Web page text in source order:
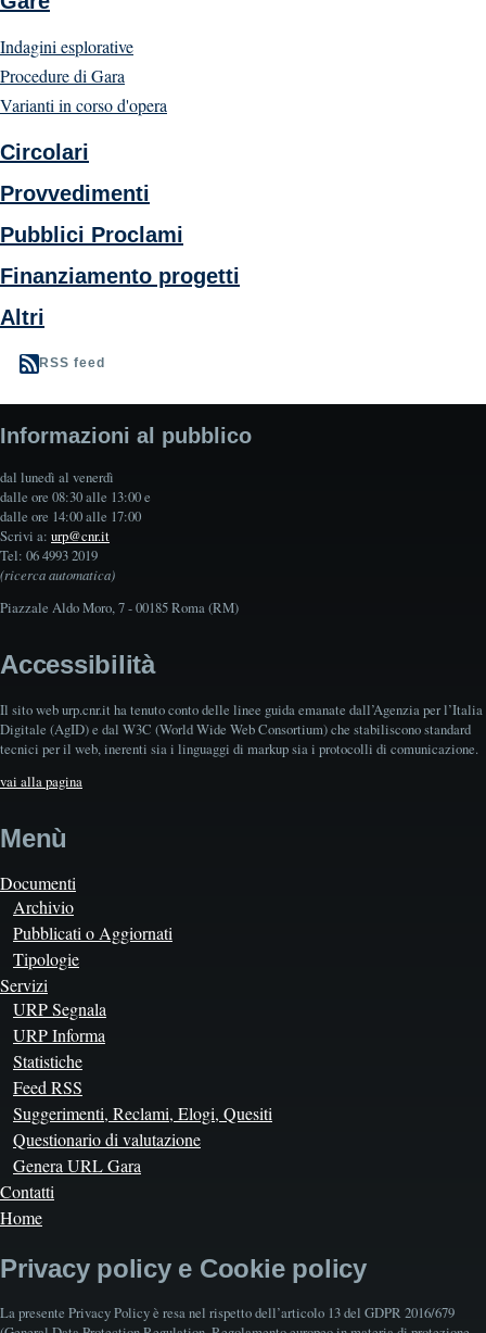
Indagini esplorative
Procedure di Gara
Varianti in corso d'opera
Circolari
Provvedimenti
Pubblici Proclami
Finanziamento progetti
Altri
RSS feed
Informazioni al pubblico
dal lunedì al venerdì
dalle ore 08:30 alle 13:00 e
dalle ore 14:00 alle 17:00
Scrivi a: urp@cnr.it
Tel: 06 4993 2019
(ricerca automatica)
Piazzale Aldo Moro, 7 - 00185 Roma (RM)
Accessibilità
Il sito web urp.cnr.it ha tenuto conto delle linee guida emanate dall’Agenzia per l’Italia
Digitale (AgID) e dal W3C (World Wide Web Consortium) che stabiliscono standard
tecnici per il web, inerenti sia i linguaggi di markup sia i protocolli di comunicazione.
vai alla pagina
Menù
Documenti
Archivio
Pubblicati o Aggiornati
Tipologie
Servizi
URP Segnala
URP Informa
Statistiche
Feed RSS
Suggerimenti, Reclami, Elogi, Quesiti
Questionario di valutazione
Genera URL Gara
Contatti
Home
Privacy policy e Cookie policy
La presente Privacy Policy è resa nel rispetto dell’articolo 13 del GDPR 2016/679